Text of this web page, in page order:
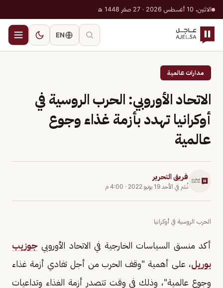
الاثنين، 10 أغسطس 2026 · 27 صفر 1448 هـ
EN
مدارات عالمية
الاتحاد الأوروبي: الحرب الروسية في
أوكرانيا تهدد بأزمة غذاء وجوع
عالمية
فريق التحرير
نُشر في الأحد 19 يونيو 2022 · 4:00 م
الحرب الروسية في أوكرانيا
أكد منسق السياسات الخارجية في الاتحاد الأوروبي جوزيب
بوريل، على أهمية "وقف الحرب من أجل تفادي أزمة غذاء
وجوع عالمية"، وذلك في وقت تتصدر أزمة الغذاء وتداعيات